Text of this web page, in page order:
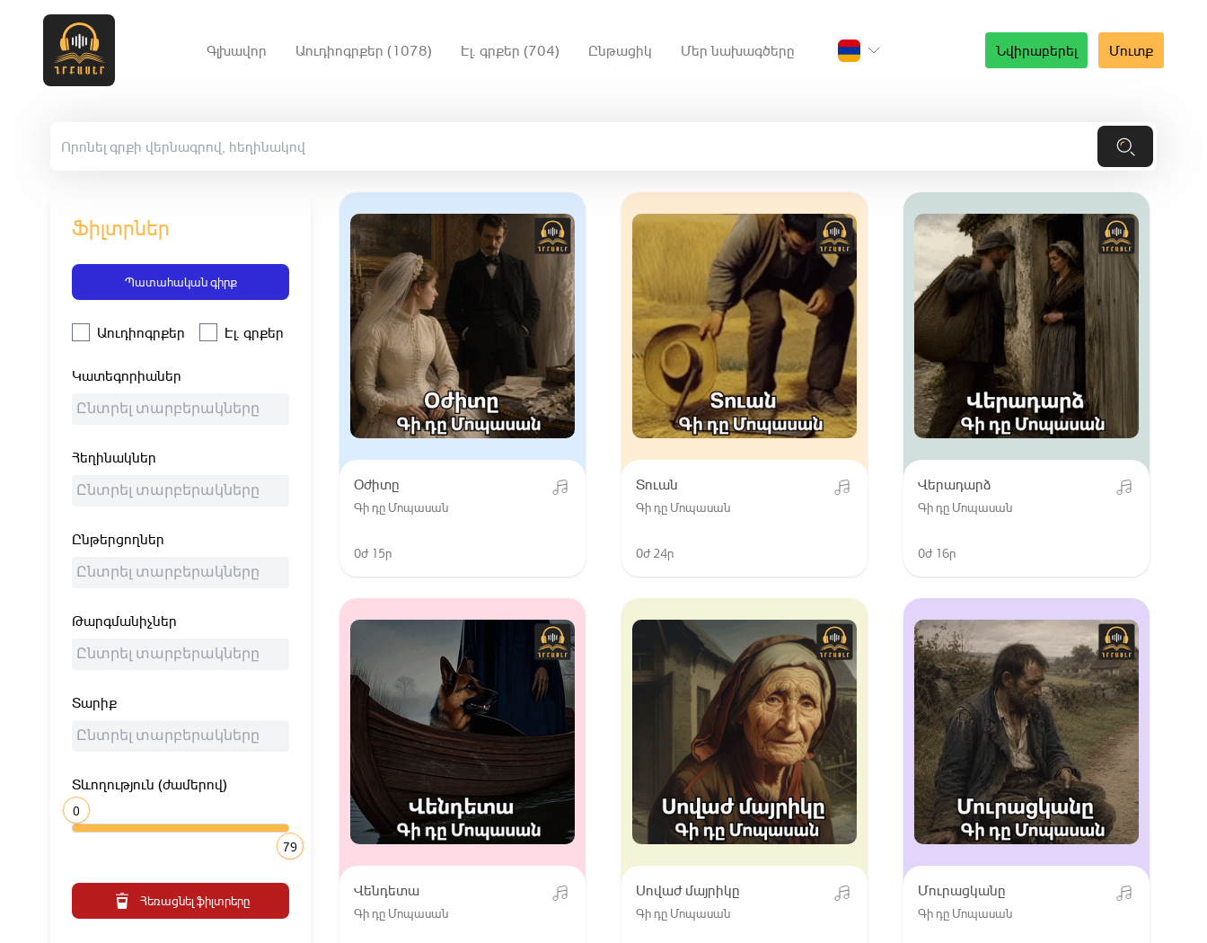
Նվիրաբերել Մուտք
Գլխավոր Աուդիոգրքեր (1078) Էլ. գրքեր (704) Ընթացիկ Մեր նախագծերը
Ֆիլտրներ
Պատահական գիրք
Աուդիոգրքեր Էլ. գրքեր
Կատեգորիաներ
Հեղինակներ
Ընթերցողներ
Թարգմանիչներ
Տարիք
Տևողություն (ժամերով)
0
79
Հեռացնել ֆիլտրերը
Օժիտը
Գի դը Մոպասան
0ժ 15ր
Տուան
Գի դը Մոպասան
0ժ 24ր
Վերադարձ
Գի դը Մոպասան
0ժ 16ր
Վենդետա
Գի դը Մոպասան
Սովաժ մայրիկը
Գի դը Մոպասան
Մուրացկանը
Գի դը Մոպասան